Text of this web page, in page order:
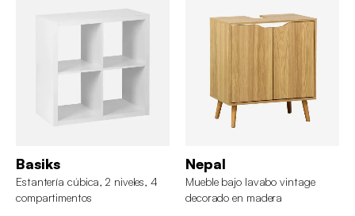
Basiks
Estantería cúbica, 2 niveles, 4
compartimentos
Nepal
Mueble bajo lavabo vintage
decorado en madera